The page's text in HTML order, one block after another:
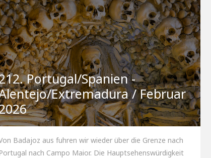
Portugal/Spanien -
Extremadura / Februar
Badajoz aus fuhren wir wieder über die Grenze nach
nach Campo Maior. Die Hauptsehenswürdigkeit